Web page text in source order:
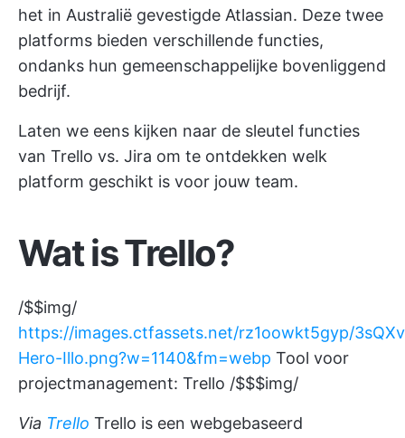
het in Australië gevestigde Atlassian. Deze twee
platforms bieden verschillende functies,
ondanks hun gemeenschappelijke bovenliggend
bedrijf.
Laten we eens kijken naar de sleutel functies
van Trello vs. Jira om te ontdekken welk
platform geschikt is voor jouw team.
Wat is Trello?
/$$img/
https://images.ctfassets.net/rz1oowkt5gyp/
Hero-Illo.png?w=1140&fm=webp Tool voor
projectmanagement: Trello /$$$img/
Via Trello Trello is een webgebaseerd